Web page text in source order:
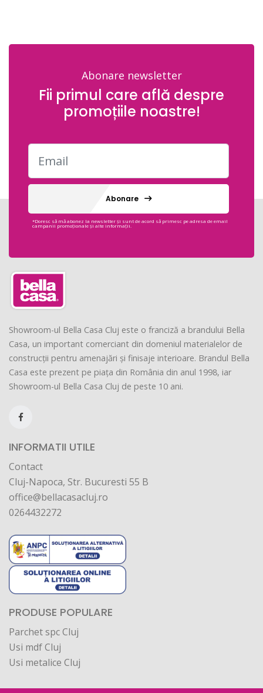
Abonare newsletter
Fii primul care află despre
promoțiile noastre!
Abonare
*Doresc să mă abonez la newsletter și sunt de acord să primesc pe adresa de email
campanii promoționale și alte informații.
Showroom-ul Bella Casa Cluj este o franciză a brandului Bella
Casa, un important comerciant din domeniul materialelor de
construcții pentru amenajări și finisaje interioare. Brandul Bella
Casa este prezent pe piața din România din anul 1998, iar
Showroom-ul Bella Casa Cluj de peste 10 ani.
INFORMATII UTILE
Contact
Cluj-Napoca, Str. Bucuresti 55 B
office@bellacasacluj.ro
0264432272
PRODUSE POPULARE
Parchet spc Cluj
Usi mdf Cluj
Usi metalice Cluj